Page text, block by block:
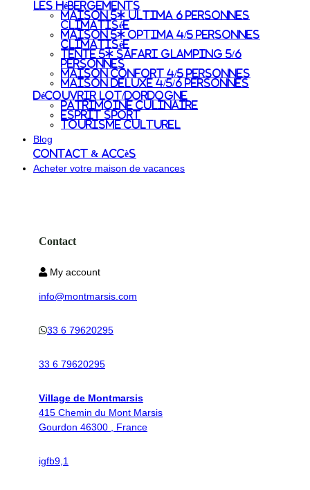
Les Hébergements
Maison 5* Ultima 6 personnes
Climatisée
Maison 5* Optima 4/5 personnes
Climatisée
Tente 5* Safari Glamping 5/6
personnes
Maison Confort 4/5 personnes
Maison Deluxe 4/5/6 personnes
Découvrir Lot/Dordogne
Patrimoine culinaire
Esprit sport
Tourisme culturel
Blog
Contact & accès
Acheter votre maison de vacances
Contact
My account
info@montmarsis.com
33 6 79620295
33 6 79620295
Village de Montmarsis
415 Chemin du Mont Marsis
Gourdon 46300 , France
igfb9,1